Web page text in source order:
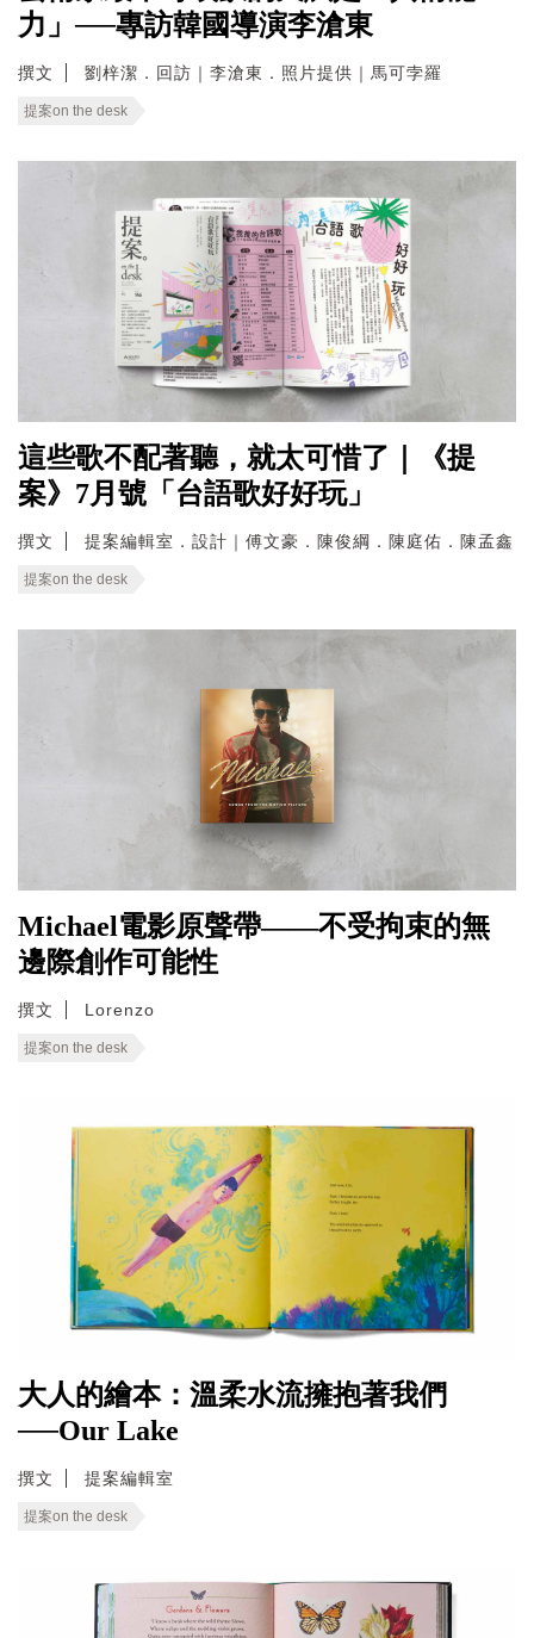
力」──專訪韓國導演李滄東
撰文 劉梓潔．回訪｜李滄東．照片提供｜馬可孛羅
提案on the desk
這些歌不配著聽，就太可惜了｜《提
案》7月號「台語歌好好玩」
撰文 提案編輯室．設計｜傅文豪．陳俊綱．陳庭佑．陳孟鑫
提案on the desk
Michael電影原聲帶——不受拘束的無
邊際創作可能性
撰文 Lorenzo
提案on the desk
大人的繪本：溫柔水流擁抱著我們
──Our Lake
撰文 提案編輯室
提案on the desk